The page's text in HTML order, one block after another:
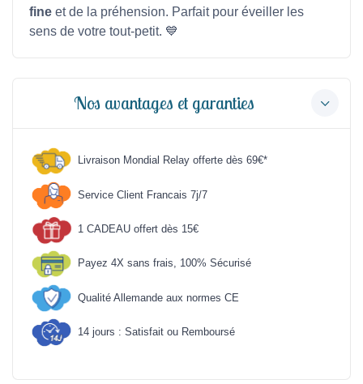
fine et de la préhension. Parfait pour éveiller les
sens de votre tout-petit. 💙
Nos avantages et garanties
Livraison Mondial Relay offerte dès 69€*
Service Client Francais 7j/7
1 CADEAU offert dès 15€
Payez 4X sans frais, 100% Sécurisé
Qualité Allemande aux normes CE
14 jours : Satisfait ou Remboursé